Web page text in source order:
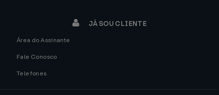
JÁ SOU CLIENTE
Área do Assinante
Fale Conosco
Telefones